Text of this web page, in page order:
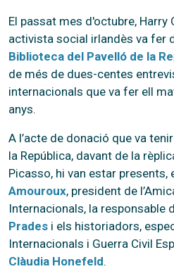
El passat mes d'octubre, Harry
activista social irlandès va fer
Biblioteca del Pavelló de la
de més de dues-centes
internacionals que va fer ell
anys.
A l’acte de donació que va
la República, davant de la
Picasso, hi van estar presents,
Amouroux, president de
Internacionals, la responsable
Prades i els historiadors,
Internacionals i Guerra Civil
Clàudia Honefeld.